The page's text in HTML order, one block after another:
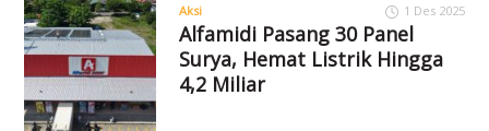
Aksi 1 Des 2025
Alfamidi Pasang 30 Panel
Surya, Hemat Listrik Hingga
4,2 Miliar